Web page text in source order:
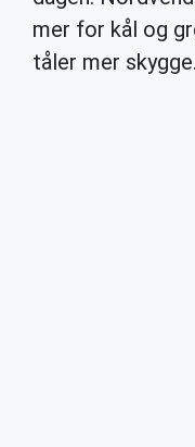
mer for kål og
tåler mer skygge.